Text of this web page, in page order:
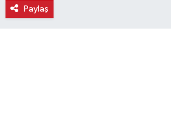
Paylaş
Kültür & Sanat